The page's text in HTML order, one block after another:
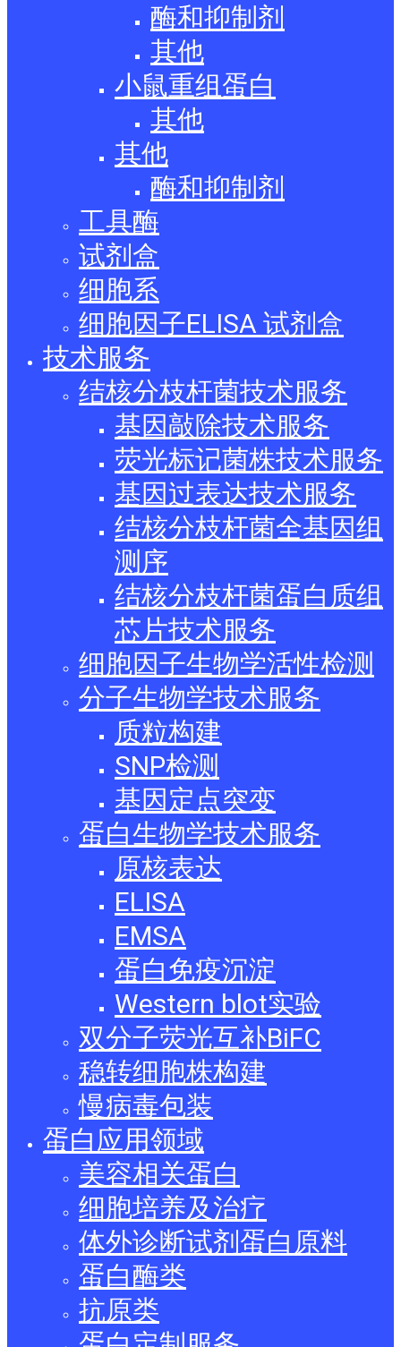
酶和抑制剂
其他
小鼠重组蛋白
其他
其他
酶和抑制剂
工具酶
试剂盒
细胞系
细胞因子ELISA 试剂盒
技术服务
结核分枝杆菌技术服务
基因敲除技术服务
荧光标记菌株技术服务
基因过表达技术服务
结核分枝杆菌全基因组
测序
结核分枝杆菌蛋白质组
芯片技术服务
细胞因子生物学活性检测
分子生物学技术服务
质粒构建
SNP检测
基因定点突变
蛋白生物学技术服务
原核表达
ELISA
EMSA
蛋白免疫沉淀
Western blot实验
双分子荧光互补BiFC
稳转细胞株构建
慢病毒包装
蛋白应用领域
美容相关蛋白
细胞培养及治疗
体外诊断试剂蛋白原料
蛋白酶类
抗原类